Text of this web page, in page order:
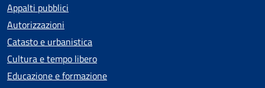
Appalti pubblici
Autorizzazioni
Catasto e urbanistica
Cultura e tempo libero
Educazione e formazione